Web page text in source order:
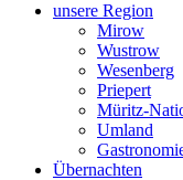
unsere Region
Mirow
Wustrow
Wesenberg
Priepert
Müritz-
Umland
Übernachten